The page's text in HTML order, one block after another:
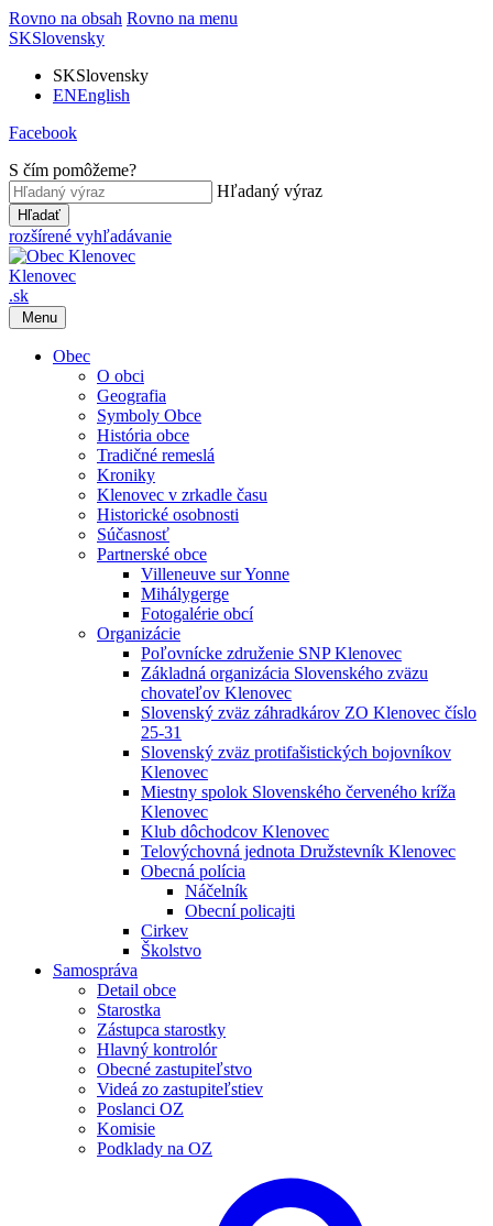
Rovno na obsah Rovno na menu
SKSlovensky
SKSlovensky
ENEnglish
Facebook
S čím pomôžeme?
Hľadaný výraz
Hľadať
rozšírené vyhľadávanie
Klenovec
.sk
Menu
Obec
O obci
Geografia
Symboly Obce
História obce
Tradičné remeslá
Kroniky
Klenovec v zrkadle času
Historické osobnosti
Súčasnosť
Partnerské obce
Villeneuve sur Yonne
Mihálygerge
Fotogalérie obcí
Organizácie
Poľovnícke združenie SNP Klenovec
Základná organizácia Slovenského zväzu
chovateľov Klenovec
Slovenský zväz záhradkárov ZO Klenovec číslo
25-31
Slovenský zväz protifašistických bojovníkov
Klenovec
Miestny spolok Slovenského červeného kríža
Klenovec
Klub dôchodcov Klenovec
Telovýchovná jednota Družstevník Klenovec
Obecná polícia
Náčelník
Obecní policajti
Cirkev
Školstvo
Samospráva
Detail obce
Starostka
Zástupca starostky
Hlavný kontrolór
Obecné zastupiteľstvo
Videá zo zastupiteľstiev
Poslanci OZ
Komisie
Podklady na OZ